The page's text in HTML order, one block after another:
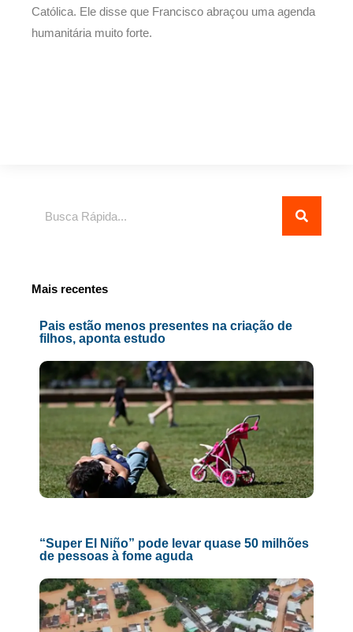
Católica. Ele disse que Francisco abraçou uma agenda
humanitária muito forte.
Mais recentes
Pais estão menos presentes na criação de
filhos, aponta estudo
“Super El Niño” pode levar quase 50 milhões
de pessoas à fome aguda